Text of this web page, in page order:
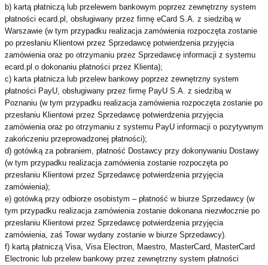
b) kartą płatniczą lub przelewem bankowym poprzez zewnętrzny system
płatności ecard.pl, obsługiwany przez firmę eCard S.A. z siedzibą w
Warszawie (w tym przypadku realizacja zamówienia rozpoczęta zostanie
po przesłaniu Klientowi przez Sprzedawcę potwierdzenia przyjęcia
zamówienia oraz po otrzymaniu przez Sprzedawcę informacji z systemu
ecard.pl o dokonaniu płatności przez Klienta);
c) karta płatnicza lub przelew bankowy poprzez zewnętrzny system
płatności PayU, obsługiwany przez firmę PayU S.A. z siedzibą w
Poznaniu (w tym przypadku realizacja zamówienia rozpoczęta zostanie po
przesłaniu Klientowi przez Sprzedawcę potwierdzenia przyjęcia
zamówienia oraz po otrzymaniu z systemu PayU informacji o pozytywnym
zakończeniu przeprowadzonej płatności);
d) gotówką za pobraniem, płatność Dostawcy przy dokonywaniu Dostawy
(w tym przypadku realizacja zamówienia zostanie rozpoczęta po
przesłaniu Klientowi przez Sprzedawcę potwierdzenia przyjęcia
zamówienia);
e) gotówką przy odbiorze osobistym – płatność w biurze Sprzedawcy (w
tym przypadku realizacja zamówienia zostanie dokonana niezwłocznie po
przesłaniu Klientowi przez Sprzedawcę potwierdzenia przyjęcia
zamówienia, zaś Towar wydany zostanie w biurze Sprzedawcy).
f) kartą płatniczą Visa, Visa Electron, Maestro, MasterCard, MasterCard
Electronic lub przelew bankowy przez zewnętrzny system płatności